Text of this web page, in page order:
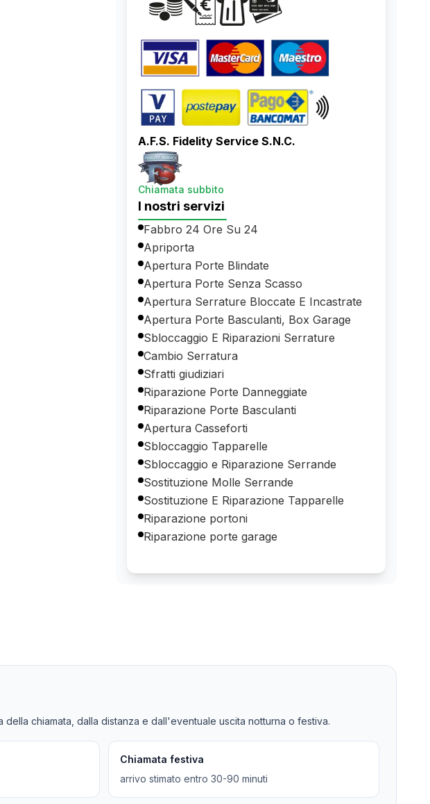
A.F.S. Fidelity Service S.N.C.
Chiamata subbito
I nostri servizi
Fabbro 24 Ore Su 24
Apriporta
Apertura Porte Blindate
Apertura Porte Senza Scasso
Apertura Serrature Bloccate E Incastrate
Apertura Porte Basculanti, Box Garage
Sbloccaggio E Riparazioni Serrature
Cambio Serratura
Sfratti giudiziari
Riparazione Porte Danneggiate
Riparazione Porte Basculanti
Apertura Casseforti
Sbloccaggio Tapparelle
Sbloccaggio e Riparazione Serrande
Sostituzione Molle Serrande
Sostituzione E Riparazione Tapparelle
Riparazione portoni
Riparazione porte garage
chiamata, dalla distanza e dall'eventuale uscita notturna o festiva.
Chiamata festiva
arrivo stimato entro 30-90 minuti